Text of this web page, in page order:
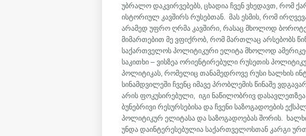
უბრალო დაკვირვებებს, ცხადია ჩვენ ვხედავთ, რომ
ისტორიულ კავშირს რუსებთან. მას ესმის, რომ
არამედ უფრო ღრმა კავშირი, რასაც მხოლოდ
მიმართებით მე ვფიქრობ, რომ მართლაც არსებობს
საქართველოს პოლიტიკური ელიტა მხოლოდ
საკითხი – ვისზეა ორიენტირებული რუსეთის
პოლიტიკას, რომელიც თანამედროვე რუსი ხალხის
სინამდვილეში ჩვენც იმავე პრობლემის წინაშე
არის ფოკუსირებული, იგი ნაწილობრივ
ბუნებრივი რესურსებისა და ჩვენი საზოგადოების
პოლიტიკურ ელიტასა და საზოგადოებას შორის.
უნდა დაინტერესებულია საქართველოსთან კარგი